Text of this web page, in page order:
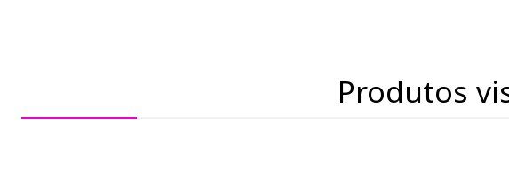
Produtos